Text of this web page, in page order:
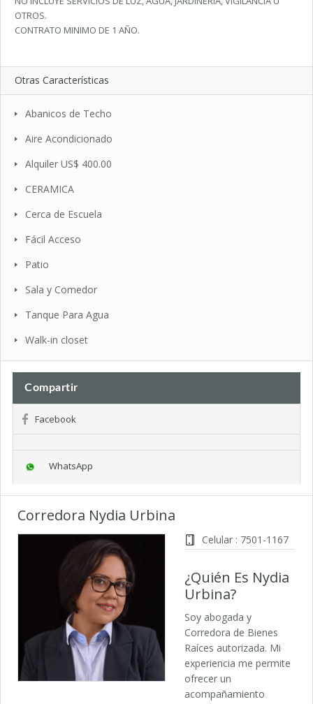
OTROS.
CONTRATO MINIMO DE 1 AÑO.
Otras Características
Abanicos de Techo
Aire Acondicionado
Alquiler US$ 400.00
CERAMICA
Cerca de Escuela
Fácil Acceso
Patio
Sala y Comedor
Tanque Para Agua
Walk-in closet
Compartir
Facebook
WhatsApp
Corredora Nydia Urbina
Celular : 7501-1167
¿Quién Es Nydia
Urbina?
Soy abogada y
Corredora de Bienes
Raíces autorizada. Mi
experiencia me permite
ofrecer un
acompañamiento